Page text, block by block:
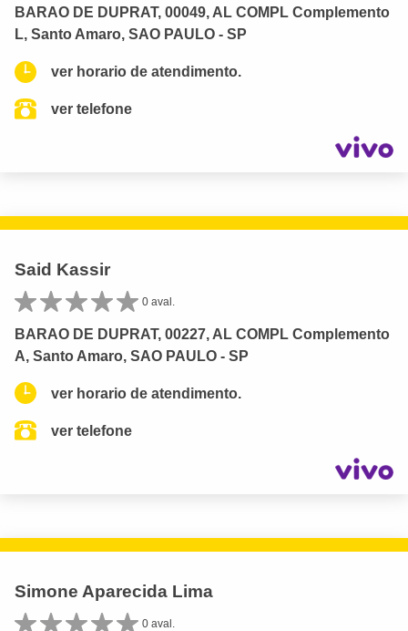
BARAO DE DUPRAT, 00049, AL COMPL Complemento
L, Santo Amaro, SAO PAULO - SP
ver horario de atendimento.
ver telefone
Said Kassir
0 aval.
BARAO DE DUPRAT, 00227, AL COMPL Complemento
A, Santo Amaro, SAO PAULO - SP
ver horario de atendimento.
ver telefone
Simone Aparecida Lima
0 aval.